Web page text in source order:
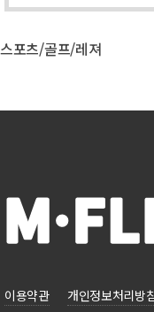
스포츠/골프/레져
이용약관 개인정보처리방